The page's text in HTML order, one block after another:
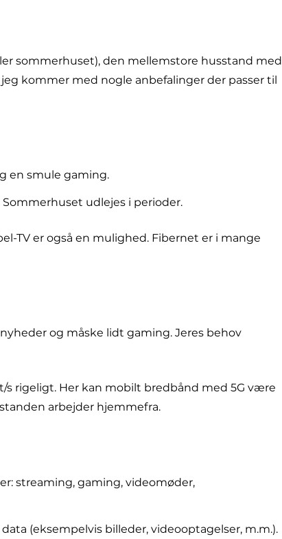
sommerhuset), den mellemstore husstand med
kommer med nogle anbefalinger der passer til
en smule gaming.
udlejes i perioder.
TV er også en mulighed. Fibernet er i mange
og måske lidt gaming. Jeres behov
s rigeligt. Her kan mobilt bredbånd med 5G være
arbejder hjemmefra.
streaming, gaming, videomøder,
(eksempelvis billeder, videooptagelser, m.m.).